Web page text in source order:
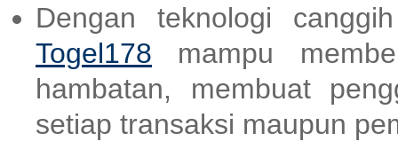
Dengan teknologi
Togel178 mampu
hambatan, membuat
setiap transaksi maupun